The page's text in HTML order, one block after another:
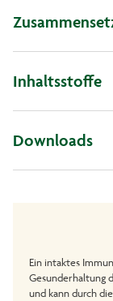
Inhaltsstoffe
Downloads
Ein intaktes
Gesunderhaltung
und kann durch